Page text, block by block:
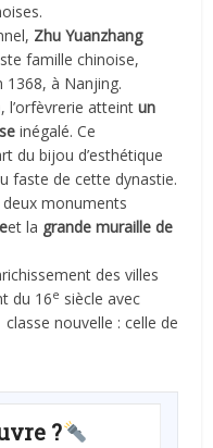
Zhu Yuanzhang
famille chinoise,
1368, à Nanjing.
l’orfèvrerie atteintun
inégalé. Ce
du bijou d’esthétique
faste de cette dynastie.
monuments
et la grande muraille de
des villes
du 16e siècle avec
nouvelle : celle de
?